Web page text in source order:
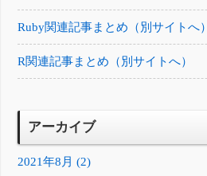
Ruby関連記事まとめ（別サイトへ）
R関連記事まとめ（別サイトへ）
アーカイブ
2021年8月 (2)